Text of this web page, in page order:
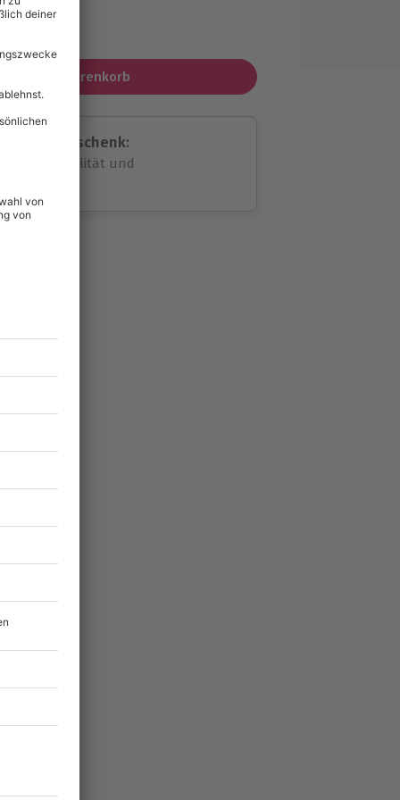
In den Warenkorb
Geschenk:
volle Flexibilität und
& verlängerbar.